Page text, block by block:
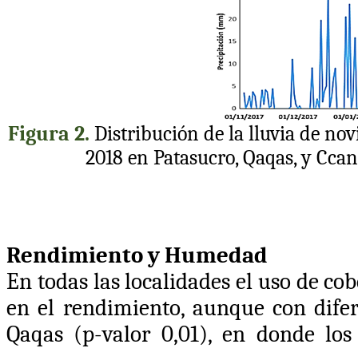
Figura 2. Distribución de la lluvia de
2018 en Patasucro, Qaqas, y
Rendimiento y Humedad
En todas las localidades el uso de
en el rendimiento, aunque con
Qaqas (p-valor 0,01), en donde